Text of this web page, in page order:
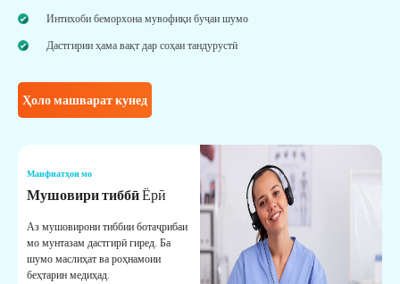
Интихоби беморхона мувофиқи буҷаи шумо
Дастгирии ҳама вақт дар соҳаи тандурустӣ
Ҳоло машварат кунед
Манфиатҳои мо
Мушовири тиббӣЁрӣ
Аз мушовирони тиббии ботаҷрибаи
мо мунтазам дастгирӣ гиред. Ба
шумо маслиҳат ва роҳнамоии
беҳтарин медиҳад.